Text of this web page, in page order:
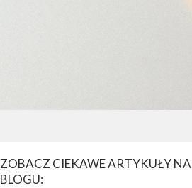
ZOBACZ CIEKAWE ARTYKUŁY NA
BLOGU: